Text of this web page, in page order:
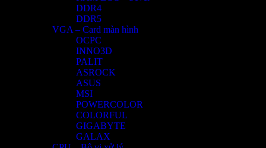
DDR4
DDR5
VGA – Card màn hình
OCPC
INNO3D
PALIT
ASROCK
ASUS
MSI
POWERCOLOR
COLORFUL
GIGABYTE
GALAX